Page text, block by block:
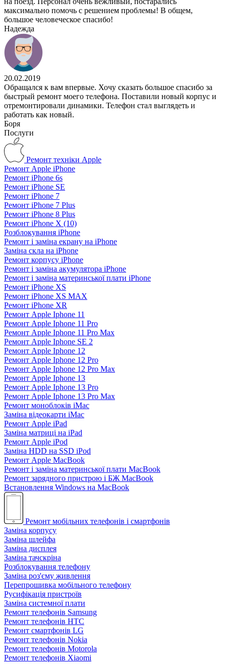
максимально помочь с решением проблемы! В общем,
большое человеческое спасибо!
Надежда
20.02.2019
Обращался к вам впервые. Хочу сказать большое спасибо за
быстрый ремонт моего телефона. Поставили новый корпус и
отремонтировали динамики. Телефон стал выглядеть и
работать как новый.
Боря
Послуги
Ремонт техніки Apple
Ремонт Apple iPhone
Ремонт iPhone 6s
Ремонт iPhone SE
Ремонт iPhone 7
Ремонт iPhone 7 Plus
Ремонт iPhone 8 Plus
Ремонт iPhone X (10)
Розблокування iPhone
Ремонт і заміна екрану на iPhone
Заміна скла на iPhone
Ремонт корпусу iPhone
Ремонт і заміна акумулятора iPhone
Ремонт і заміна материнської плати iPhone
Ремонт iPhone XS
Ремонт iPhone XS MAX
Ремонт iPhone XR
Ремонт Apple Iphone 11
Ремонт Apple Iphone 11 Pro
Ремонт Apple Iphone 11 Pro Max
Ремонт Apple Iphone SE 2
Ремонт Apple Iphone 12
Ремонт Apple Iphone 12 Pro
Ремонт Apple Iphone 12 Pro Max
Ремонт Apple Iphone 13
Ремонт Apple Iphone 13 Pro
Ремонт Apple Iphone 13 Pro Max
Ремонт моноблоків iMac
Заміна відеокарти iMac
Ремонт Apple iPad
Заміна матриці на iPad
Ремонт Apple iPod
Заміна HDD на SSD iPod
Ремонт Apple MacBook
Ремонт і заміна материнської плати MacBook
Ремонт зарядного пристрою і БЖ MacBook
Встановлення Windows на MacBook
Ремонт мобільних телефонів і смартфонів
Заміна корпусу
Заміна шлейфа
Заміна дисплея
Заміна тачскріна
Розблокування телефону
Заміна роз'єму живлення
Перепрошивка мобільного телефону
Русифікація пристроїв
Заміна системної плати
Ремонт телефонів Samsung
Ремонт телефонів HTC
Ремонт смартфонів LG
Ремонт телефонів Nokia
Ремонт телефонів Motorola
Ремонт телефонів Xiaomi